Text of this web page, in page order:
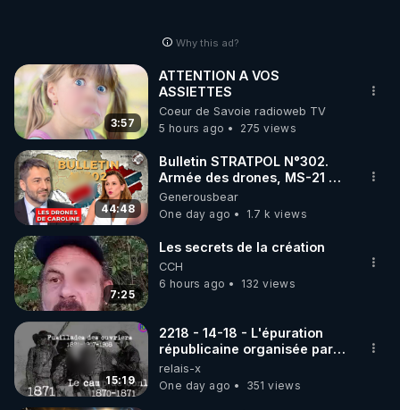
Why this ad?
3:57
ATTENTION A VOS
ASSIETTES
Coeur de Savoie radioweb TV
5 hours ago
275 views
44:48
Bulletin STRATPOL N°302.
Armée des drones, MS-21 en
série, missiles coréens.
07.08.2026.
Generousbear
One day ago
1.7 k views
7:25
Les secrets de la création
CCH
6 hours ago
132 views
15:19
2218 - 14-18 - L'épuration
républicaine organisée par
les frères de la truelle
relais-x
One day ago
351 views